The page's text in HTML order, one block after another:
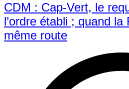
CDM : Cap-Vert, le
l’ordre établi ; quand la
même route